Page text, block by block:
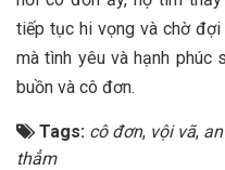
tiếp tục hi vọng và chờ
mà tình yêu và hạnh phúc
buồn và cô đơn.
Tags: cô đơn, vội vã,
thẳm